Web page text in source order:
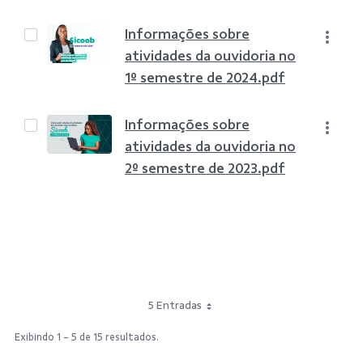
Informações sobre
atividades da ouvidoria no
1º semestre de 2024.pdf
Informações sobre
atividades da ouvidoria no
2º semestre de 2023.pdf
5 Entradas
Exibindo 1 - 5 de 15 resultados.